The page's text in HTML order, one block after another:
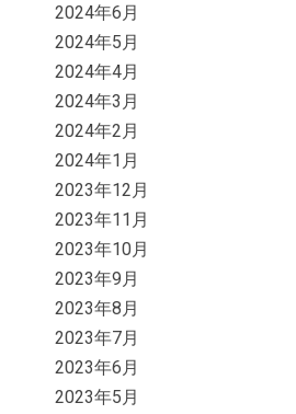
2024年6月
2024年5月
2024年4月
2024年3月
2024年2月
2024年1月
2023年12月
2023年11月
2023年10月
2023年9月
2023年8月
2023年7月
2023年6月
2023年5月